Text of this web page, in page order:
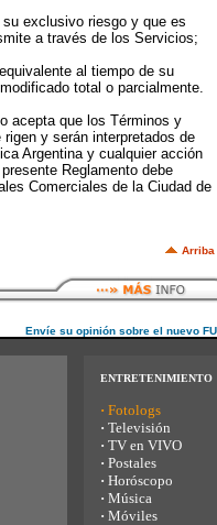
exclusivo riesgo y que es
a través de los Servicios;
al tiempo de su
total o parcialmente.
acepta que los Términos y
y serán interpretados de
Argentina y cualquier acción
Reglamento debe
Comerciales de la Ciudad de
Arriba
Envíe su opinión sobre el nuevo
ENTRETENIMIENTO
· Fotologs
· Televisión
· TV en VIVO
· Postales
· Horóscopo
· Música
· Móviles